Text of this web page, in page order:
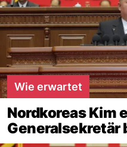
Wie erwartet
Nordkoreas Kim
Generalsekretär